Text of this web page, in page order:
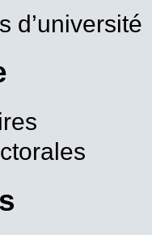
d’université